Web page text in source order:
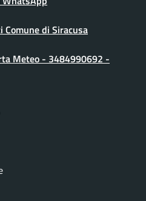
di Siracusa
Meteo - 3484990692 -